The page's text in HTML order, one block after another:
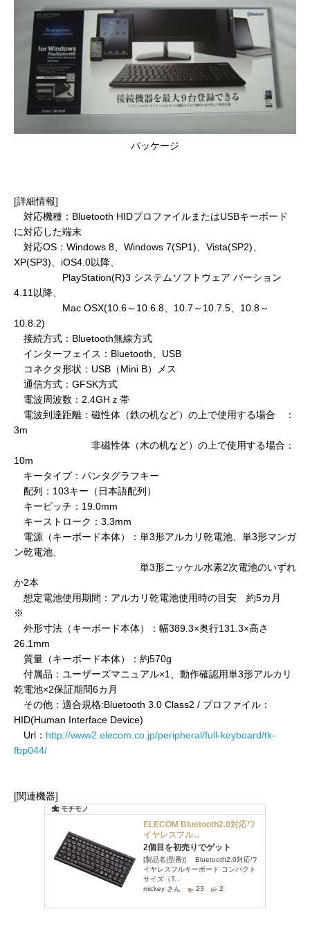
パッケージ
[詳細情報]
対応機種：Bluetooth HIDプロファイルまたはUSBキーボード
に対応した端末
対応OS：Windows 8、Windows 7(SP1)、Vista(SP2)、
XP(SP3)、iOS4.0以降、
PlayStation(R)3 システムソフトウェア バーション
4.11以降、
Mac OSX(10.6～10.6.8、10.7～10.7.5、10.8～
10.8.2)
接続方式：Bluetooth無線方式
インターフェイス：Bluetooth、USB
コネクタ形状：USB（Mini B）メス
通信方式：GFSK方式
電波周波数：2.4GHｚ帯
電波到達距離：磁性体（鉄の机など）の上で使用する場合 ：
3m
非磁性体（木の机など）の上で使用する場合：
10m
キータイプ：パンタグラフキー
配列：103キー（日本語配列）
キーピッチ：19.0mm
キーストローク：3.3mm
電源（キーボード本体）：単3形アルカリ乾電池、単3形マンガ
ン乾電池、
単3形ニッケル水素2次電池のいずれ
か2本
想定電池使用期間：アルカリ乾電池使用時の目安 約5カ月
※
外形寸法（キーボード本体）：幅389.3×奥行131.3×高さ
26.1mm
質量（キーボード本体）：約570g
付属品：ユーザーズマニュアル×1、動作確認用単3形アルカリ
乾電池×2保証期間6カ月
その他：適合規格:Bluetooth 3.0 Class2 / プロファイル：
HID(Human Interface Device)
Url： http://www2.elecom.co.jp/peripheral/full-keyboard/tk-
fbp044/
[関連機器]